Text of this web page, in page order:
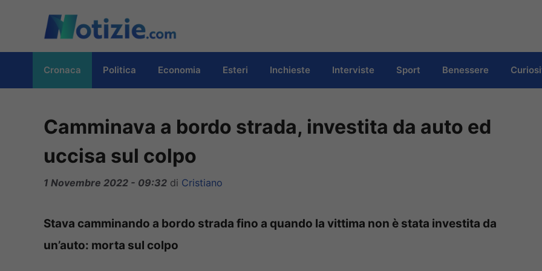
contenuto
Cronaca Politica Economia Esteri Inchieste Interviste Sport Benessere
Camminava a bordo strada, investita da auto ed
uccisa sul colpo
1 Novembre 2022 - 09:32 di Cristiano
Stava camminando a bordo strada fino a quando la vittima non è stata investita da
un’auto: morta sul colpo